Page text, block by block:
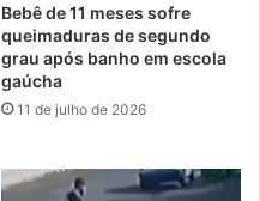
Bebê de 11 meses sofre
queimaduras de segundo
grau após banho em escola
gaúcha
11 de julho de 2026